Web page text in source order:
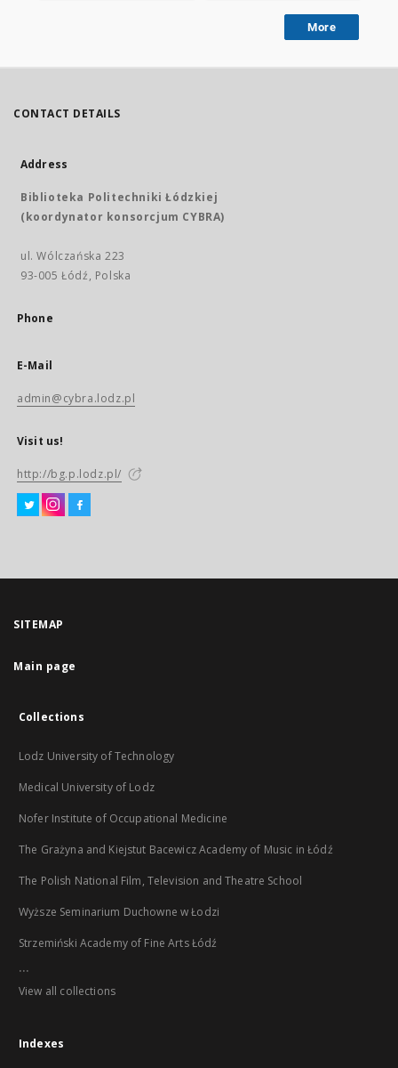
More
CONTACT DETAILS
Address
Biblioteka Politechniki Łódzkiej
(koordynator konsorcjum CYBRA)
ul. Wólczańska 223
93-005 Łódź, Polska
Phone
E-Mail
admin@cybra.lodz.pl
Visit us!
http://bg.p.lodz.pl/
SITEMAP
Main page
Collections
Lodz University of Technology
Medical University of Lodz
Nofer Institute of Occupational Medicine
The Grażyna and Kiejstut Bacewicz Academy of Music in Łódź
The Polish National Film, Television and Theatre School
Wyższe Seminarium Duchowne w Łodzi
Strzemiński Academy of Fine Arts Łódź
...
View all collections
Indexes